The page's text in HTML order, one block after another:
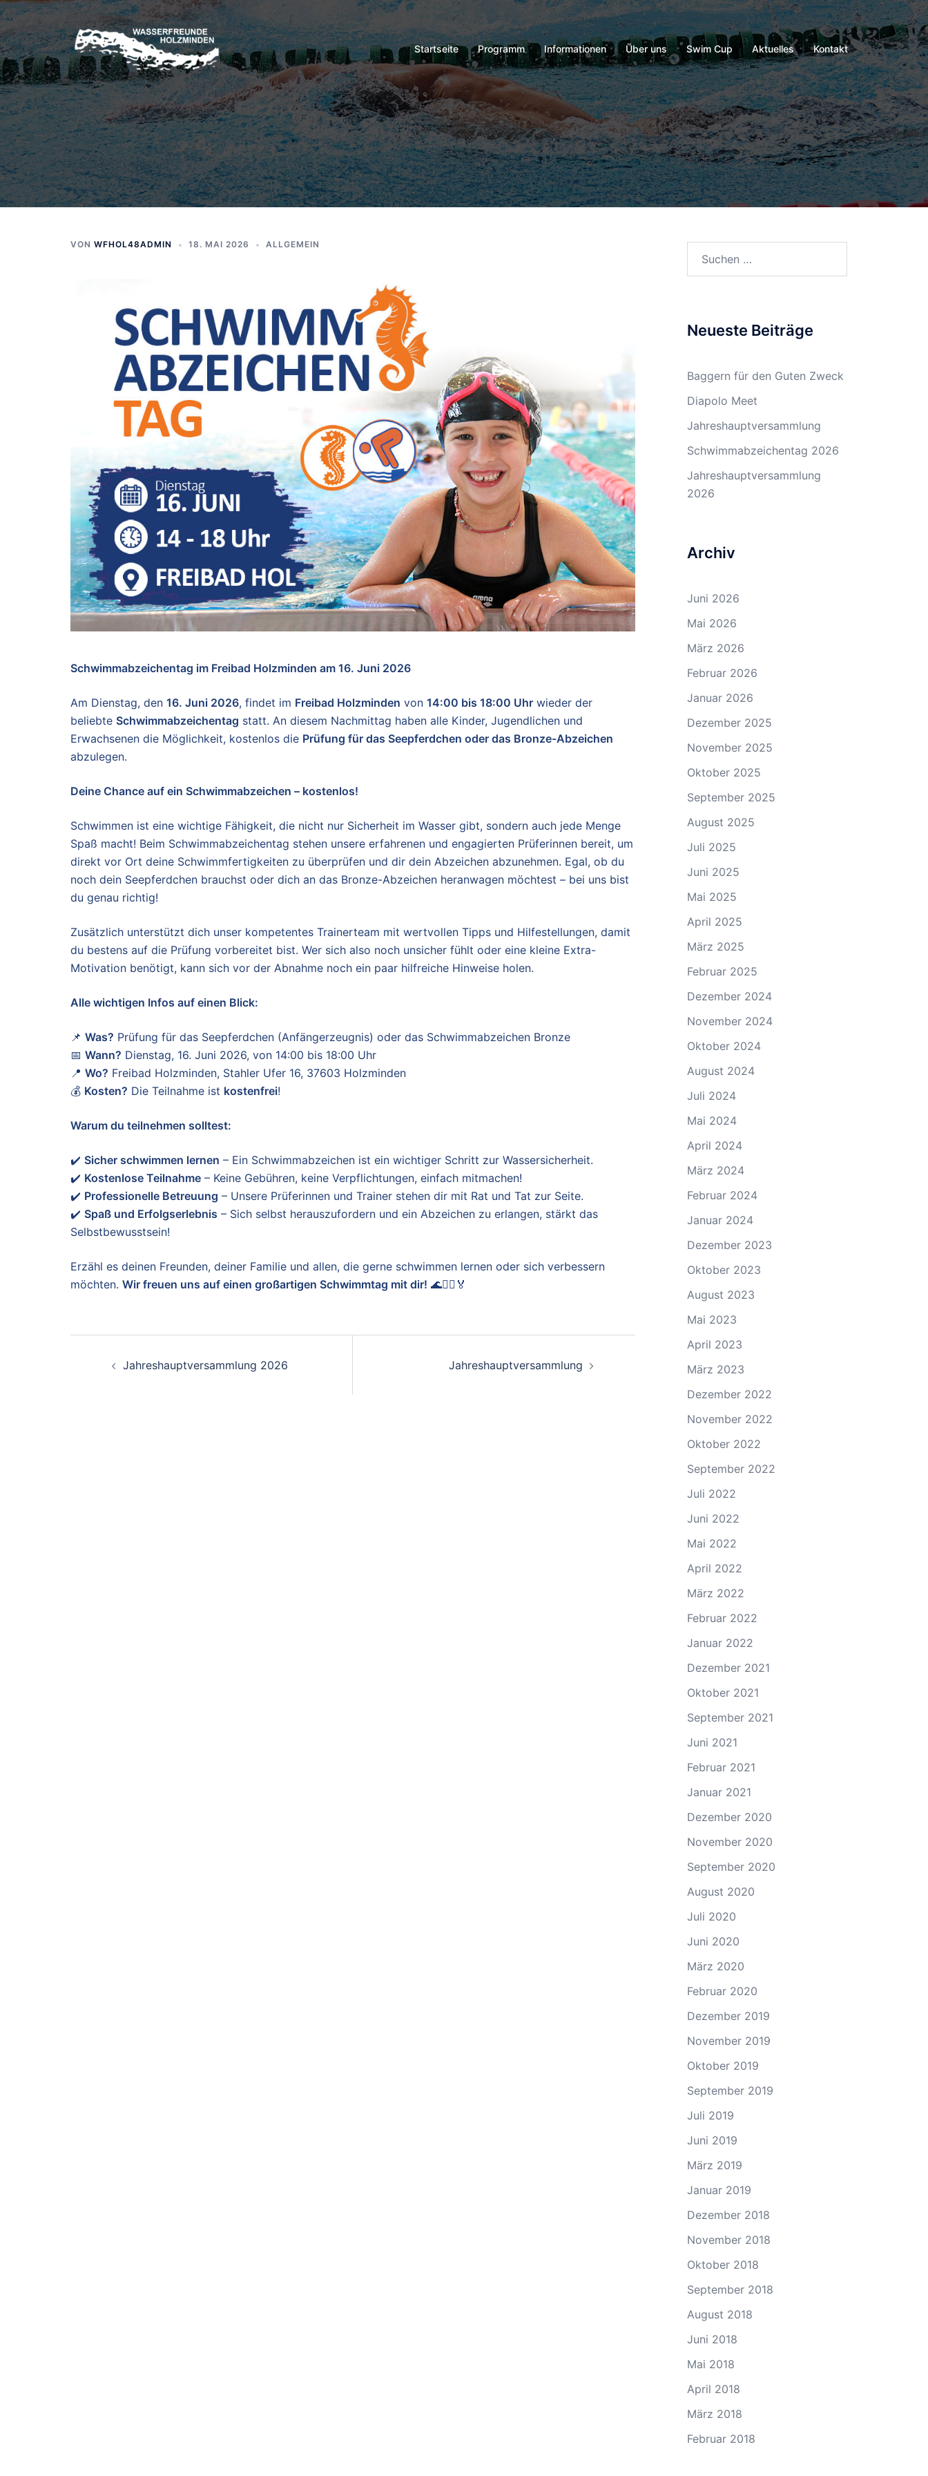
Zum
Inhalt
springen
Startseite Programm Informationen Über uns Swim Cup Aktuelles Kontakt
VON WFHOL48ADMIN 18. MAI 2026 ALLGEMEIN
Schwimmabzeichentag im Freibad Holzminden am 16. Juni 2026
Am Dienstag, den 16. Juni 2026, findet im Freibad Holzminden von 14:00 bis 18:00 Uhr wieder der
beliebte Schwimmabzeichentag statt. An diesem Nachmittag haben alle Kinder, Jugendlichen und
Erwachsenen die Möglichkeit, kostenlos die Prüfung für das Seepferdchen oder das Bronze-Abzeichen
abzulegen.
Deine Chance auf ein Schwimmabzeichen – kostenlos!
Schwimmen ist eine wichtige Fähigkeit, die nicht nur Sicherheit im Wasser gibt, sondern auch jede Menge
Spaß macht! Beim Schwimmabzeichentag stehen unsere erfahrenen und engagierten Prüferinnen bereit, um
direkt vor Ort deine Schwimmfertigkeiten zu überprüfen und dir dein Abzeichen abzunehmen. Egal, ob du
noch dein Seepferdchen brauchst oder dich an das Bronze-Abzeichen heranwagen möchtest – bei uns bist
du genau richtig!
Zusätzlich unterstützt dich unser kompetentes Trainerteam mit wertvollen Tipps und Hilfestellungen, damit
du bestens auf die Prüfung vorbereitet bist. Wer sich also noch unsicher fühlt oder eine kleine Extra-
Motivation benötigt, kann sich vor der Abnahme noch ein paar hilfreiche Hinweise holen.
Alle wichtigen Infos auf einen Blick:
📌 Was? Prüfung für das Seepferdchen (Anfängerzeugnis) oder das Schwimmabzeichen Bronze
📅 Wann? Dienstag, 16. Juni 2026, von 14:00 bis 18:00 Uhr
📍 Wo? Freibad Holzminden, Stahler Ufer 16, 37603 Holzminden
💰 Kosten? Die Teilnahme ist kostenfrei!
Warum du teilnehmen solltest:
✔️ Sicher schwimmen lernen – Ein Schwimmabzeichen ist ein wichtiger Schritt zur Wassersicherheit.
✔️ Kostenlose Teilnahme – Keine Gebühren, keine Verpflichtungen, einfach mitmachen!
✔️ Professionelle Betreuung – Unsere Prüferinnen und Trainer stehen dir mit Rat und Tat zur Seite.
✔️ Spaß und Erfolgserlebnis – Sich selbst herauszufordern und ein Abzeichen zu erlangen, stärkt das
Selbstbewusstsein!
Erzähl es deinen Freunden, deiner Familie und allen, die gerne schwimmen lernen oder sich verbessern
möchten. Wir freuen uns auf einen großartigen Schwimmtag mit dir! 🌊🏊‍♂️🏅
Jahreshauptversammlung 2026 Jahreshauptversammlung
Neueste Beiträge
Baggern für den Guten Zweck
Diapolo Meet
Jahreshauptversammlung
Schwimmabzeichentag 2026
Jahreshauptversammlung
2026
Archiv
Juni 2026
Mai 2026
März 2026
Februar 2026
Januar 2026
Dezember 2025
November 2025
Oktober 2025
September 2025
August 2025
Juli 2025
Juni 2025
Mai 2025
April 2025
März 2025
Februar 2025
Dezember 2024
November 2024
Oktober 2024
August 2024
Juli 2024
Mai 2024
April 2024
März 2024
Februar 2024
Januar 2024
Dezember 2023
Oktober 2023
August 2023
Mai 2023
April 2023
März 2023
Dezember 2022
November 2022
Oktober 2022
September 2022
Juli 2022
Juni 2022
Mai 2022
April 2022
März 2022
Februar 2022
Januar 2022
Dezember 2021
Oktober 2021
September 2021
Juni 2021
Februar 2021
Januar 2021
Dezember 2020
November 2020
September 2020
August 2020
Juli 2020
Juni 2020
März 2020
Februar 2020
Dezember 2019
November 2019
Oktober 2019
September 2019
Juli 2019
Juni 2019
März 2019
Januar 2019
Dezember 2018
November 2018
Oktober 2018
September 2018
August 2018
Juni 2018
Mai 2018
April 2018
März 2018
Februar 2018